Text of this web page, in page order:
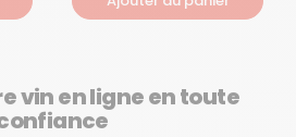
vin en ligne en toute